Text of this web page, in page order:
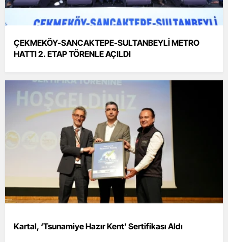
ÇEKMEKÖY-SANCAKTEPE-SULTANBEYLİ METRO
HATTI 2. ETAP TÖRENLE AÇILDI
Kartal, ‘Tsunamiye Hazır Kent’ Sertifikası Aldı